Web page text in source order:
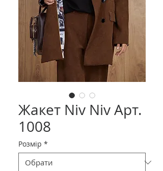
Жакет Niv Niv Арт.
1008
Розмір *